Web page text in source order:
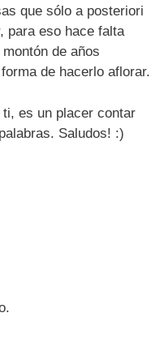
que sólo a posteriori
para eso hace falta
de años
de hacerlo aflorar.
es un placer contar
Saludos! :)